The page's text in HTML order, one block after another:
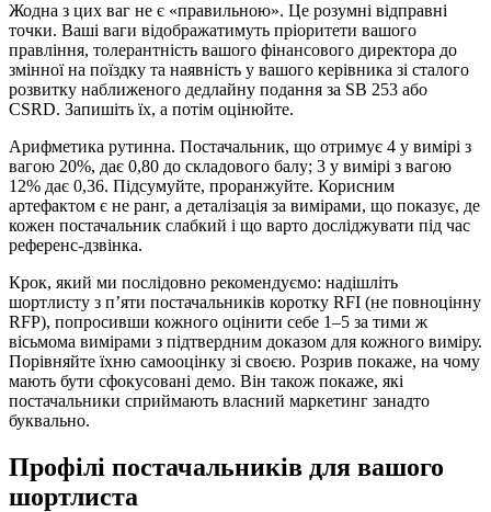
Жодна з цих ваг не є «правильною». Це розумні відправні
точки. Ваші ваги відображатимуть пріоритети вашого
правління, толерантність вашого фінансового директора до
змінної на поїздку та наявність у вашого керівника зі сталого
розвитку наближеного дедлайну подання за SB 253 або
CSRD. Запишіть їх, а потім оцінюйте.
Арифметика рутинна. Постачальник, що отримує 4 у вимірі з
вагою 20%, дає 0,80 до складового балу; 3 у вимірі з вагою
12% дає 0,36. Підсумуйте, проранжуйте. Корисним
артефактом є не ранг, а деталізація за вимірами, що показує, де
кожен постачальник слабкий і що варто досліджувати під час
референс-дзвінка.
Крок, який ми послідовно рекомендуємо: надішліть
шортлисту з п’яти постачальників коротку RFI (не повноцінну
RFP), попросивши кожного оцінити себе 1–5 за тими ж
вісьмома вимірами з підтвердним доказом для кожного виміру.
Порівняйте їхню самооцінку зі своєю. Розрив покаже, на чому
мають бути сфокусовані демо. Він також покаже, які
постачальники сприймають власний маркетинг занадто
буквально.
Профілі постачальників для вашого
шортлиста